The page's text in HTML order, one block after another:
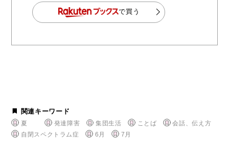
で買う
関連キーワード
夏 発達障害 集団生活 ことば
会話、伝え方
自閉スペクトラム症
6月 7月